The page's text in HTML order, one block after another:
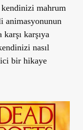
mahrum
animasyonunun
karşıya
nasıl
bir hikaye